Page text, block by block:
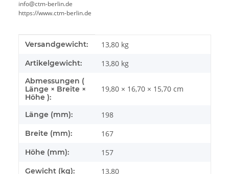
info@ctm-berlin.de
https://www.ctm-berlin.de
Produkteigenschaft
Wert
Versandgewicht: 13,80 kg
Artikelgewicht: 13,80 kg
Abmessungen (
Länge × Breite ×
Höhe ):
19,80 × 16,70 × 15,70 cm
Länge (mm): 198
Breite (mm): 167
Höhe (mm): 157
Gewicht (kg): 13,80